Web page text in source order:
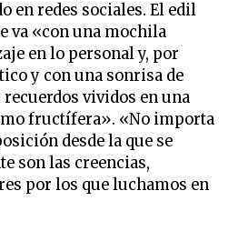
en redes sociales. El edil
va «con una mochila
en lo personal y, por
y con una sonrisa de
vividos en una
fructífera». «No importa
desde la que se
son las creencias,
por los que luchamos en